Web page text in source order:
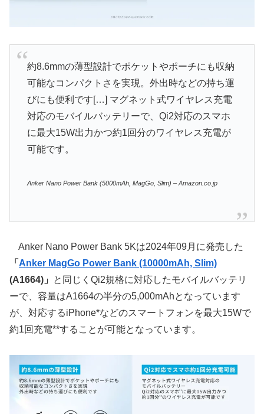
約8.6mmの薄型設計でポケットやポーチにも収納
可能なコンパクトさを実現。外出時などの持ち運
びにも便利です[…] マグネット式ワイヤレス充電
対応のモバイルバッテリーで、Qi2対応のスマホ
に最大15W出力かつ約1回分のワイヤレス充電が
可能です。
Anker Nano Power Bank (5000mAh, MagGo, Slim) – Amazon.co.jp
Anker Nano Power Bank 5Kは2024年09月に発売した
「 Anker MagGo Power Bank (10000mAh, Slim)
(A1664)」
と同じくQi2規格に対応したモバイルバッテリ
ーで、容量はA1664の半分の5,000mAhとなっています
が、対応するiPhone*などのスマートフォンを最大15Wで
約1回充電**することが可能となっています。